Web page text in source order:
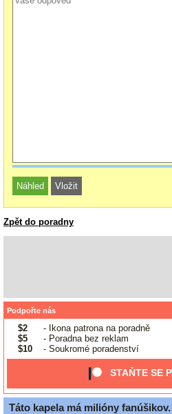
Zpět do poradny
Podpořte nás
$2
- Ikona patrona na poradně
$5
- Poradna bez reklam
$10
- Soukromé poradenství
STAŇTE SE
Táto kapela má milióny